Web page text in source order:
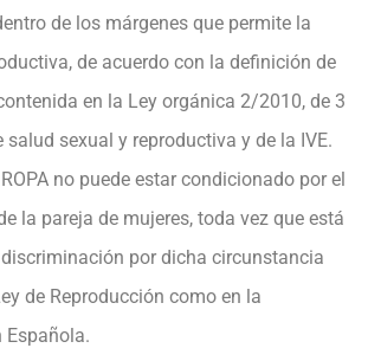
de los márgenes que permite la
de acuerdo con la definición de
en la Ley orgánica 2/2010, de 3
salud sexual y reproductiva y de la IVE.
no puede estar condicionado por el
la pareja de mujeres, toda vez que está
por dicha circunstancia
de Reproducción como en la
Española.